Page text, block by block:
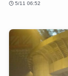
5/11 06:52